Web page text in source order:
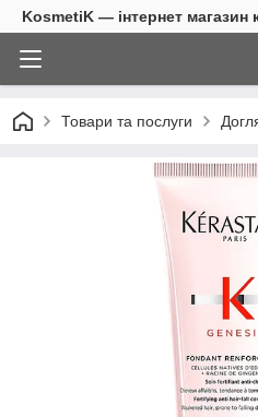
KosmetiK — інтернет магазин
Товари та послуги